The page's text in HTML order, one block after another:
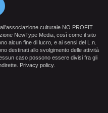
culturale NO PROFIT
NewType Media, così come il sito
alcun fine di lucro, e ai sensi del L.n.
destinati allo svolgimento delle attività
caso possono essere divisi fra gli
Privacy policy.